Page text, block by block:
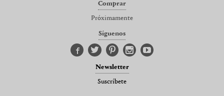
Comprar
Próximamente
Síguenos
Newsletter
Suscríbete